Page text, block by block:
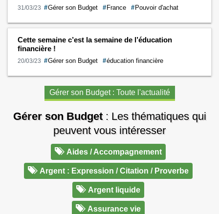
31/03/23 #Gérer son Budget #France #Pouvoir d'achat
Cette semaine c’est la semaine de l’éducation
financière !
20/03/23 #Gérer son Budget #éducation financière
Gérer son Budget : Toute l'actualité
Gérer son Budget: Les thématiques qui
peuvent vous intéresser
Aides / Accompagnement
Argent : Expression / Citation / Proverbe
Argent liquide
Assurance vie